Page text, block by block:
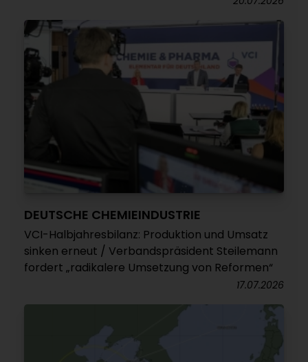
DEUTSCHE CHEMIEINDUSTRIE
VCI-Halbjahresbilanz: Produktion und Umsatz
sinken erneut / Verbandspräsident Steilemann
fordert „radikalere Umsetzung von Reformen“
17.07.2026